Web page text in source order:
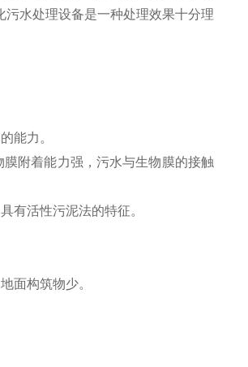
水处理设备是一种处理效果十分理
能力。
附着能力强，污水与生物膜的接触
有活性污泥法的特征。
面构筑物少。